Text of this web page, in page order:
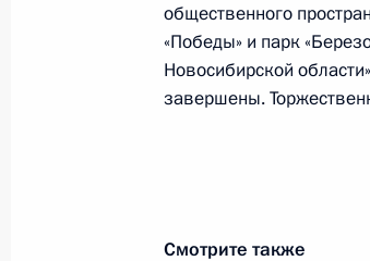
28 мая 2024 года,
Продолжен контроль
в режиме видео-
общественного
«Победы» и парк
Новосибирской
завершены.
Смотрите также